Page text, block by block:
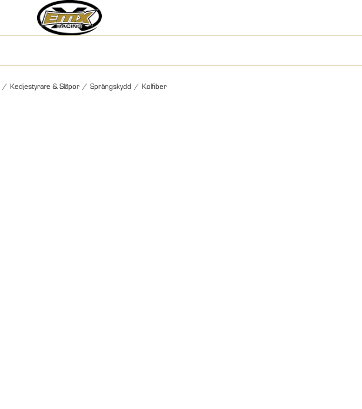
/ Kedjestyrare & Släpor / Sprängskydd / Kolfiber